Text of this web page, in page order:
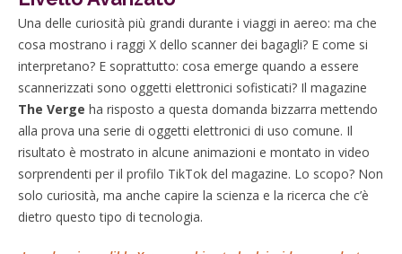
Una delle curiosità più grandi durante i viaggi in aereo: ma che
cosa mostrano i raggi X dello scanner dei bagagli? E come si
interpretano? E soprattutto: cosa emerge quando a essere
scannerizzati sono oggetti elettronici sofisticati? Il magazine
The Verge ha risposto a questa domanda bizzarra mettendo
alla prova una serie di oggetti elettronici di uso comune. Il
risultato è mostrato in alcune animazioni e montato in video
sorprendenti per il profilo TikTok del magazine. Lo scopo? Non
solo curiosità, ma anche capire la scienza e la ricerca che c’è
dietro questo tipo di tecnologia.